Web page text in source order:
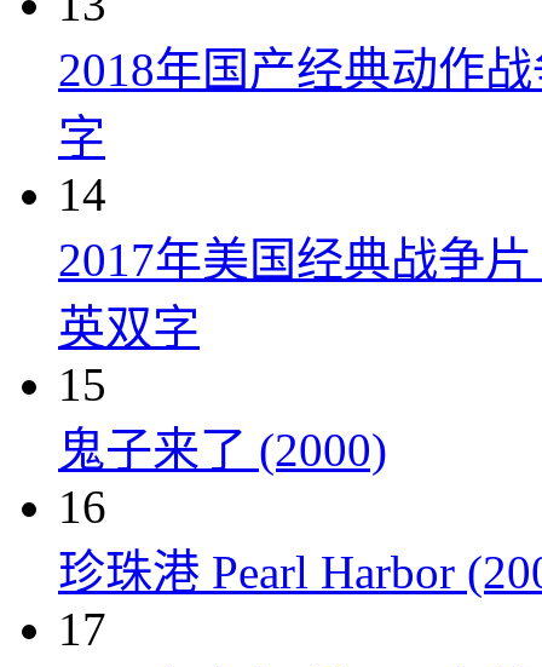
2018年国产经典动作
字
14
2017年美国经典战争
英双字
15
鬼子来了 (2000)
16
珍珠港 Pearl Harbor
17